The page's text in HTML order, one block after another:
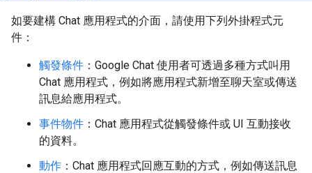
如要建構 Chat 應用程式的介面，請使用下列外掛程式元
件：
觸發條件 ：Google Chat 使用者可透過多種方式叫用
Chat 應用程式，例如將應用程式新增至聊天室或傳送
訊息給應用程式。
事件物件 ：Chat 應用程式從觸發條件或 UI 互動接收
的資料。
動作 ：Chat 應用程式回應互動的方式，例如傳送訊息